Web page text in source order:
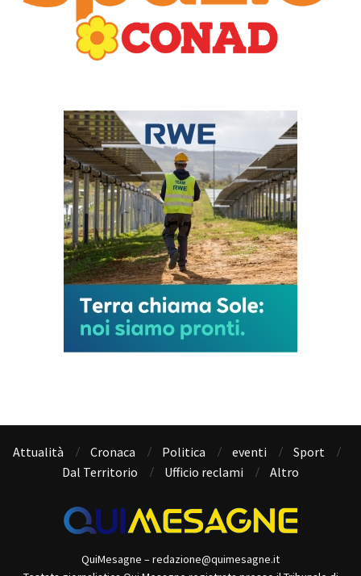
Attualità Cronaca Politica eventi
Sport
Dal Territorio
Ufficio reclami Altro
QuiMesagne – redazione@quimesagne.it